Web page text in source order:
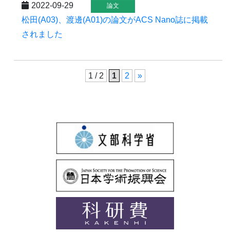
2022-09-29 論文
松田(A03)、渡邊(A01)の論文がACS Nano誌に掲載
されました
1 / 2 1 2 »